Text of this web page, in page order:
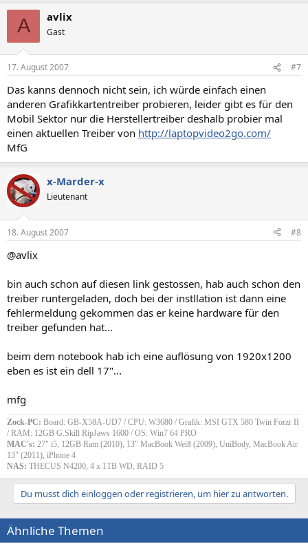
A avlix
Gast
17. August 2007 #7
Das kanns dennoch nicht sein, ich würde einfach einen
anderen Grafikkartentreiber probieren, leider gibt es für den
Mobil Sektor nur die Herstellertreiber deshalb probier mal
einen aktuellen Treiber von http://laptopvideo2go.com/
MfG
x-Marder-x
Lieutenant
18. August 2007 #8
@avlix
bin auch schon auf diesen link gestossen, hab auch schon den
treiber runtergeladen, doch bei der instllation ist dann eine
fehlermeldung gekommen das er keine hardware für den
treiber gefunden hat...
beim dem notebook hab ich eine auflösung von 1920x1200
eben es ist ein dell 17"...
mfg
Zock-PC: Board: GB-X58A-UD7 / CPU: W3680 / Grafik: MSI GTX 580 Twin Forzr II
/ RAM: 12GB G.Skill RipJaws 1600 / OS: Win7 64 PRO
MAC's: 27" i5, 12GB Ram (2010), 13" MacBook Weiß (2009), UniBody, MacBook Air
13" (2011), iPhone 4
NAS: THECUS N4200, 4 x 1TB WD, RAID 5
Du musst dich einloggen oder registrieren, um hier zu antworten.
Ähnliche Themen